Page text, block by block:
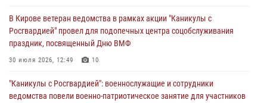
почетные знаки и грамоты росгвардейцам (видео)
05 августа 2026, 11:00
В Кирове росгвардейцы задержали подозреваемую в сбыте
04 августа 2026, 09:30
В Кирове ветеран ведомства в рамках акции "Каникулы с
Росгвардией" провел для подопечных центра соцобслуживания
праздник, посвященный Дню ВМФ
30 июля 2026, 12:49 10
"Каникулы с Росгвардией": военнослужащие и сотрудники
ведомства повели военно-патриотическое занятие для участников